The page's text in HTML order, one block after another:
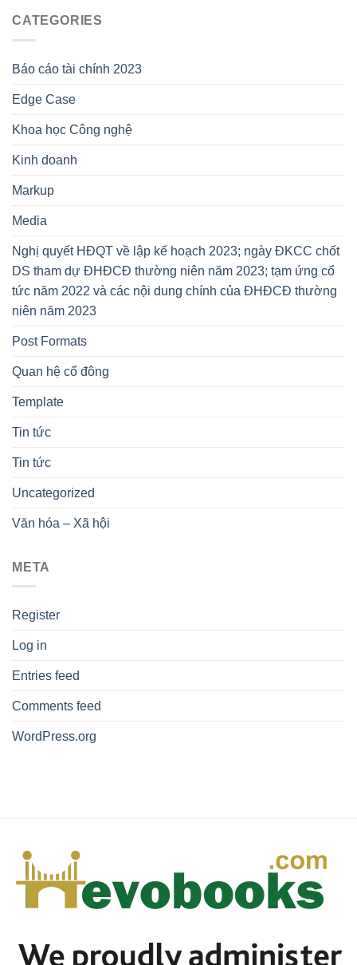
CATEGORIES
Báo cáo tài chính 2023
Edge Case
Khoa học Công nghệ
Kinh doanh
Markup
Media
Nghị quyết HĐQT về lập kế hoạch 2023; ngày ĐKCC chốt
DS tham dự ĐHĐCĐ thường niên năm 2023; tạm ứng cổ
tức năm 2022 và các nội dung chính của ĐHĐCĐ thường
niên năm 2023
Post Formats
Quan hệ cổ đông
Template
Tin tức
Tin tức
Uncategorized
Văn hóa – Xã hội
META
Register
Log in
Entries feed
Comments feed
WordPress.org